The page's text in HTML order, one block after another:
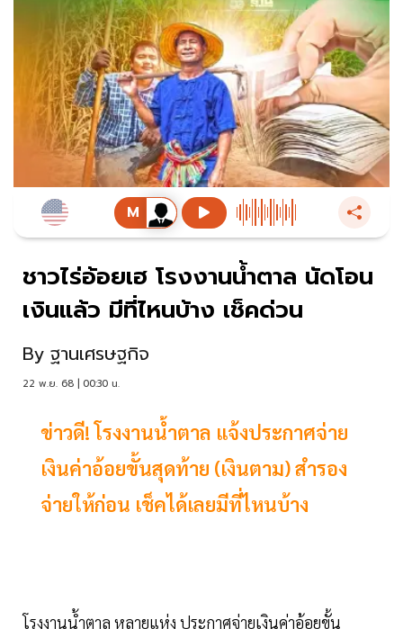
ชาวไร่อ้อยเฮ โรงงานน้ำตาล นัดโอน
เงินแล้ว มีที่ไหนบ้าง เช็คด่วน
By ฐานเศรษฐกิจ
22 พ.ย. 68 | 00:30 น.
ข่าวดี! โรงงานน้ำตาล แจ้งประกาศจ่าย
เงินค่าอ้อยขั้นสุดท้าย (เงินตาม) สำรอง
จ่ายให้ก่อน เช็คได้เลยมีที่ไหนบ้าง
โรงงานน้ำตาล หลายแห่ง ประกาศจ่ายเงินค่าอ้อยขั้น